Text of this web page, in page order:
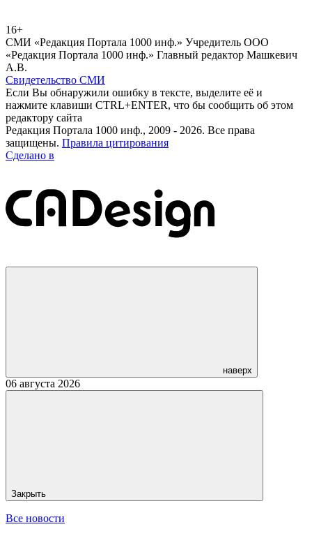
16+
СМИ «Редакция Портала 1000 инф.» Учредитель ООО
«Редакция Портала 1000 инф.» Главный редактор Машкевич
А.В.
Свидетельство СМИ
Если Вы обнаружили ошибку в тексте, выделите её и
нажмите клавиши CTRL+ENTER, что бы сообщить об этом
редактору сайта
Редакция Портала 1000 инф., 2009 - 2026. Все права
защищены. Правила цитирования
Сделано в
наверх
06 августа 2026
Закрыть
Все новости